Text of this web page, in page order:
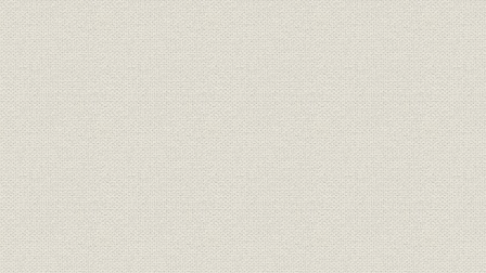
ラジオホールの盛況
☆[コラムまたは付表]『パンドラタイム』のテープ騒動
☆[コラムまたは付表]東西にオーケストラ
4. ラジオ初期の広告
最初の頃のCMつくり
電車ダイヤ式の放送進行表